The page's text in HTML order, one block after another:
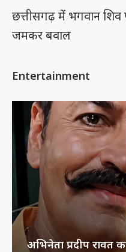
छत्तीसगढ़ में भगवान
जमकर बवाल
Entertainment
अभिनेता प्रदीप रावत